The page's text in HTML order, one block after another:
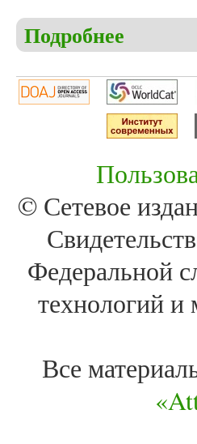
Подробнее
© Сетевое
Федеральной
технологий и
Все